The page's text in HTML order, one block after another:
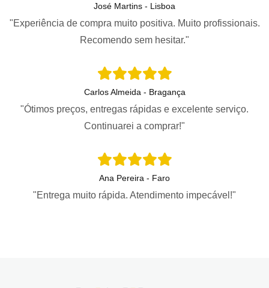
José Martins - Lisboa
"Experiência de compra muito positiva. Muito profissionais.
Recomendo sem hesitar."
Carlos Almeida - Bragança
"Ótimos preços, entregas rápidas e excelente serviço.
Continuarei a comprar!"
Ana Pereira - Faro
"Entrega muito rápida. Atendimento impecável!"